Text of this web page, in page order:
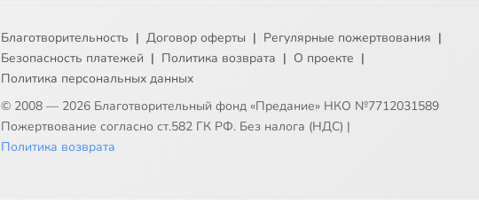
Благотворительность | Договор оферты | Регулярные пожертвования |
Безопасность платежей | Политика возврата | О проекте |
Политика персональных данных
© 2008 — 2026 Благотворительный фонд «Предание» НКО №7712031589
Пожертвование согласно ст.582 ГК РФ. Без налога (НДС) |
Политика возврата